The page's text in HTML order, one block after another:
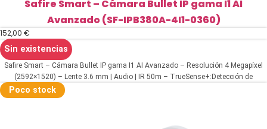
Safire Smart – Cámara Bullet IP gama I1 AI
Avanzado (SF-IPB380A-4I1-0360)
152,00 €
Sin existencias
Safire Smart – Cámara Bullet IP gama I1 AI Avanzado – Resolución 4 Megapíxel
(2592×1520) – Lente 3.6 mm | Audio | IR 50m – TrueSense+:Detección de
humano, vehículo, facial – Impermeabilidad IP67 | PoE (IEEE802.3af)
Poco stock